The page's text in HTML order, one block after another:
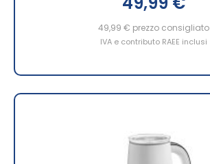
49,99 € prezzo consigliato
IVA e contributo RAEE inclusi